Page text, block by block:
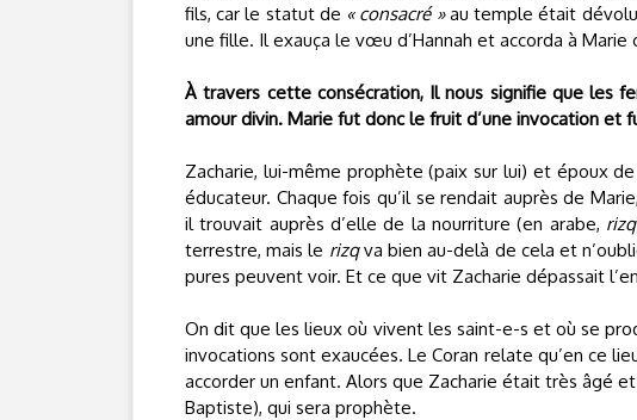
fils, car le statut de « consacré »au temple était dévolu
une fille. Il exauça le vœu d’Hannah et accorda à
À travers cette consécration, Il nous signifie que
amour divin. Marie fut donc le fruit d’une invocation et
Zacharie, lui-même prophète (paix sur lui) et époux
éducateur. Chaque fois qu’il se rendait auprès de
il trouvait auprès d’elle de la nourriture (en arabe, rizq
terrestre, mais le rizqva bien au-delà de cela et
pures peuvent voir. Et ce que vit Zacharie dépassait
On dit que les lieux où vivent les saint-e-s et où se
invocations sont exaucées. Le Coran relate qu’en ce
accorder un enfant. Alors que Zacharie était très âgé
Baptiste), qui sera prophète.